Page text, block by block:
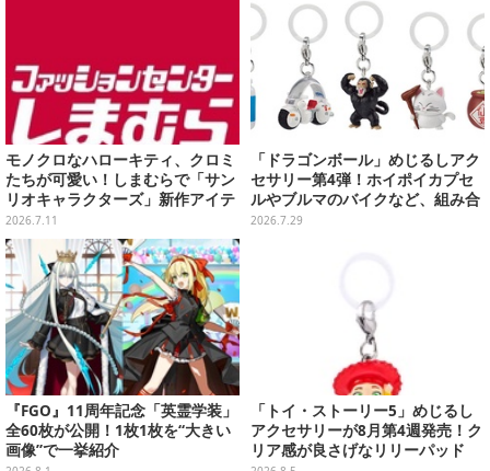
モノクロなハローキティ、クロミ
たちが可愛い！しまむらで「サン
リオキャラクターズ」新作アイテ
ムが発売、マスコットやポーチ各
種ラインナップ
2026.7.11
「ドラゴンボール」めじるしアク
セサリー第4弾！ホイポイカプセ
ルやブルマのバイクなど、組み合
わせても楽しい全5種
2026.7.29
『FGO』11周年記念「英霊学装」
全60枚が公開！1枚1枚を“大きい
画像”で一挙紹介
「トイ・ストーリー5」めじるし
アクセサリーが8月第4週発売！ク
リア感が良さげなリリーパッド